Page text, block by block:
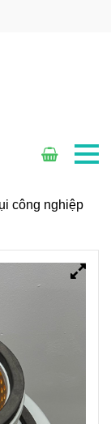
công nghiệp